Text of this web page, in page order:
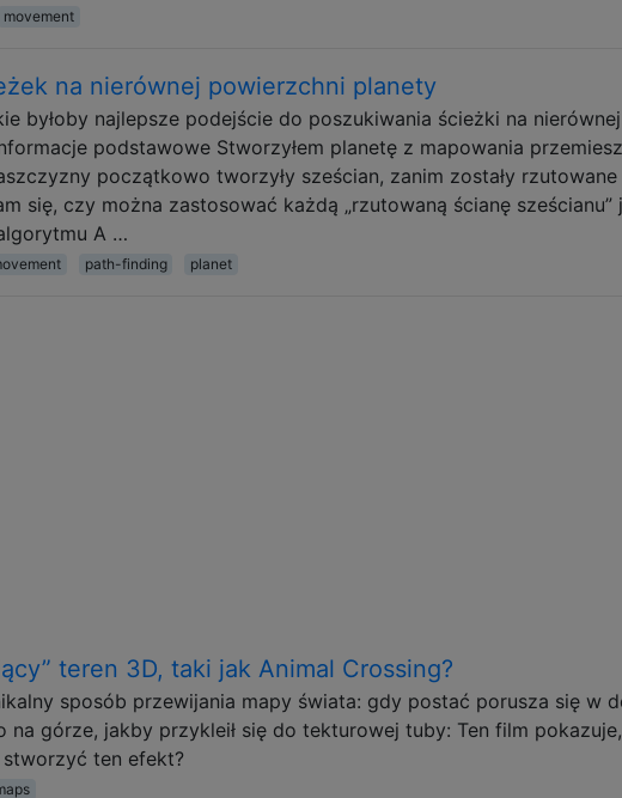
movement
na nierównej powierzchni planety
byłoby najlepsze podejście do poszukiwania ścieżki na nierównej
podstawowe Stworzyłem planetę z mapowania
początkowo tworzyły sześcian, zanim zostały rzutowane
się, czy można zastosować każdą „rzutowaną ścianę sześcianu”
A …
path-finding planet
teren 3D, taki jak Animal Crossing?
sposób przewijania mapy świata: gdy postać porusza się w
na górze, jakby przykleił się do tekturowej tuby: Ten film
ten efekt?